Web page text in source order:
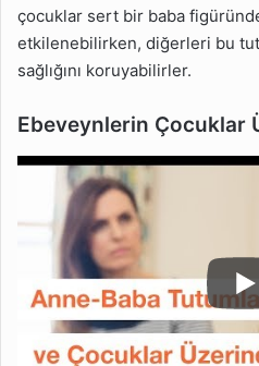
çocuklar sert bir baba
etkilenebilirken, diğerleri bu
sağlığını koruyabilirler.
Ebeveynlerin Çocuklar